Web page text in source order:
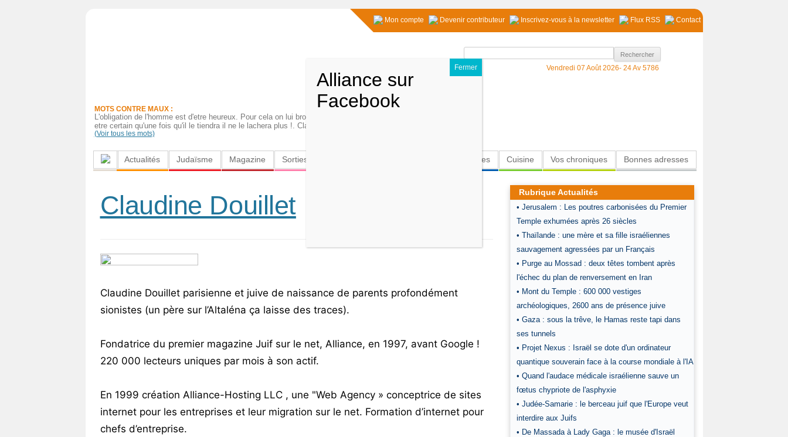
Mon compte Devenir contributeur Inscrivez-vous à la newsletter Flux RSS Contact
MOTS CONTRE MAUX :
L'obligation de l'homme est d'etre heureux. Pour cela on lui brouille les cartes des sa naissance, pour
etre certain qu'une fois qu'il le tiendra il ne le lachera plus !. Claudine Douillet
(Voir tous les mots)
Rechercher :
Vendredi 07 Août 2026- 24 Av 5786
Actualités Judaïsme Magazine Sorties Insolites Cuisine Vos chroniques Bonnes adresses
Claudine Douillet
Claudine Douillet parisienne et juive de naissance de parents profondément
sionistes (un père sur l’Altaléna ça laisse des traces).
Fondatrice du premier magazine Juif sur le net, Alliance, en 1997, avant Google !
220 000 lecteurs uniques par mois à son actif.
En 1999 création Alliance-Hosting LLC , une "Web Agency » conceptrice de sites
internet pour les entreprises et leur migration sur le net. Formation d’internet pour
chefs d’entreprise.
Rubrique Actualités
• Jerusalem : Les poutres carbonisées du Premier
Temple exhumées après 26 siècles
• Thaïlande : une mère et sa fille israéliennes
sauvagement agressées par un Français
• Purge au Mossad : deux têtes tombent après
l'échec du plan de renversement en Iran
• Mont du Temple : 600 000 vestiges
archéologiques, 2600 ans de présence juive
• Gaza : sous la trêve, le Hamas reste tapi dans
ses tunnels
• Projet Nexus : Israël se dote d'un ordinateur
quantique souverain face à la course mondiale à l'IA
• Quand l'audace médicale israélienne sauve un
fœtus chypriote de l'asphyxie
• Judée-Samarie : le berceau juif que l'Europe veut
interdire aux Juifs
• De Massada à Lady Gaga : le musée d'Israël